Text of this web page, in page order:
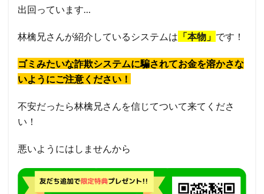
出回っています…
林檎兄さんが紹介しているシステムは 「本物」 です！
ゴミみたいな詐欺システムに騙されてお金を溶かさな
いようにご注意ください！
不安だったら林檎兄さんを信じてついて来てくださ
い！
悪いようにはしませんから